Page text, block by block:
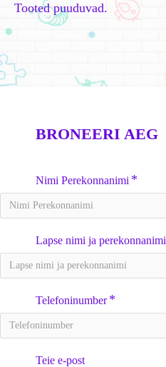
Tooted puuduvad.
BRONEERI AEG
Nimi Perekonnanimi
Lapse nimi ja perekonnanimi
Telefoninumber
Teie e-post